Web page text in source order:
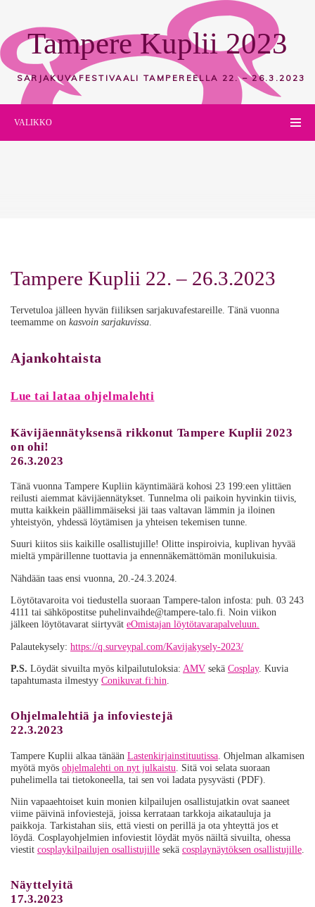
Tampere Kuplii 2023
SARJAKUVAFESTIVAALI TAMPEREELLA 22. – 26.3.2023
VALIKKO
Tampere Kuplii 22. – 26.3.2023
Tervetuloa jälleen hyvän fiiliksen sarjakuvafestareille. Tänä vuonna
teemamme on kasvoin sarjakuvissa
Ajankohtaista
Lue tai lataa ohjelmalehti
Kävijäennätyksensä rikkonut Tampere Kuplii 2023
on ohi!
26.3.2023
Tänä vuonna Tampere Kupliin käyntimäärä kohosi 23 199:een ylittäen
reilusti aiemmat kävijäennätykset. Tunnelma oli paikoin hyvinkin tiivis,
mutta kaikkein päällimmäiseksi jäi taas valtavan lämmin ja iloinen
yhteistyön, yhdessä löytämisen ja yhteisen tekemisen tunne.
Suuri kiitos siis kaikille osallistujille! Olitte inspiroivia, kuplivan hyvää
mieltä ympärillenne tuottavia ja ennennäkemättömän monilukuisia.
Nähdään taas ensi vuonna, 20.-24.3.2024.
Löytötavaroita voi tiedustella suoraan Tampere-talon infosta: puh. 03 243
4111 tai sähköpostitse puhelinvaihde@tampere-talo.fi. Noin viikon
jälkeen löytötavarat siirtyvät eOmistajan löytötavarapalveluun.
Palautekysely: https://q.surveypal.com/Kavijakysely-2023/
P.S. Löydät sivuilta myös kilpailutuloksia: AMV sekä Cosplay. Kuvia
tapahtumasta ilmestyy Conikuvat.fi:hin
Ohjelmalehtiä ja infoviestejä
22.3.2023
Tampere Kuplii alkaa tänään Lastenkirjainstituutissa . Ohjelman alkamisen
myötä myös ohjelmalehti on nyt julkaistu . Sitä voi selata suoraan
puhelimella tai tietokoneella, tai sen voi ladata pysyvästi (PDF).
Niin vapaaehtoiset kuin monien kilpailujen osallistujatkin ovat saaneet
viime päivinä infoviestejä, joissa kerrataan tarkkoja aikatauluja ja
paikkoja. Tarkistahan siis, että viesti on perillä ja ota yhteyttä jos et
löydä. Cosplayohjelmien infoviestit löydät myös näiltä sivuilta, ohessa
viestit cosplaykilpailujen osallistujille sekä cosplaynäytöksen osallistujille
Näyttelyitä
17.3.2023